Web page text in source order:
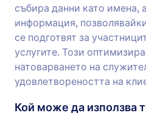
събира данни като имена,
информация,
се подготвят за
услугите. Този
натоварването на
удовлетвореността на
Кой може да използва